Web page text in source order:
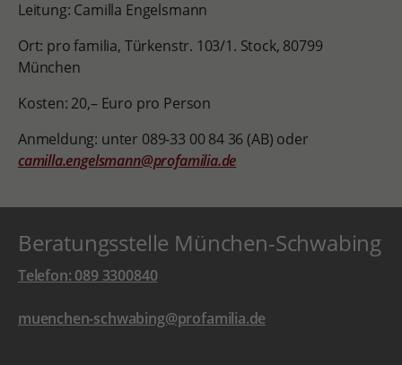
Leitung: Camilla Engelsmann
Ort: pro familia, Türkenstr. 103/1. Stock, 80799
München
Kosten: 20,– Euro pro Person
Anmeldung: unter 089-33 00 84 36 (AB) oder
camilla.engelsmann@profamilia.de
Beratungsstelle München-Schwabing
Telefon: 089 3300840
muenchen-schwabing@profamilia.de